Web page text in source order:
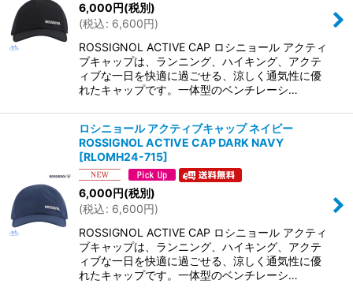
6,000円(税別)
(税込: 6,600円)
ROSSIGNOL ACTIVE CAP ロシニョール アクティ
ブキャップは、ランニング、ハイキング、アクテ
ィブな一日を快適に過ごせる、涼しく通気性に優
れたキャップです。一体型のベンチレーシ…
ロシニョール アクティブキャップ ネイビー
ROSSIGNOL ACTIVE CAP DARK NAVY
[RLOMH24-715]
6,000円(税別)
(税込: 6,600円)
ROSSIGNOL ACTIVE CAP ロシニョール アクティ
ブキャップは、ランニング、ハイキング、アクテ
ィブな一日を快適に過ごせる、涼しく通気性に優
れたキャップです。一体型のベンチレーシ…